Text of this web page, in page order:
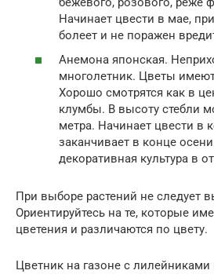
Начинает цвести в мае,
болеет и не поражен
Анемона японская.
многолетник. Цветы
Хорошо смотрятся как в
клумбы. В высоту стебли
метра. Начинает цвести в
заканчивает в конце
декоративная культура в
При выборе растений не следует
Ориентируйтесь на те, которые
цветения и различаются по цвету.
Цветник на газоне с лилейниками